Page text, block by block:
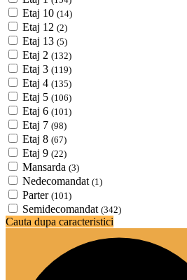
Etaj 10 (14)
Etaj 12 (2)
Etaj 13 (5)
Etaj 2 (132)
Etaj 3 (119)
Etaj 4 (135)
Etaj 5 (106)
Etaj 6 (101)
Etaj 7 (98)
Etaj 8 (67)
Etaj 9 (22)
Mansarda (3)
Nedecomandat (1)
Parter (101)
Semidecomandat (342)
Cauta dupa caracteristici